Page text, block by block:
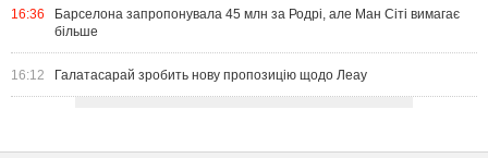
16:36
Барселона запропонувала 45 млн за Родрі, але Ман Сіті вимагає
більше
16:12 Галатасарай зробить нову пропозицію щодо Леау